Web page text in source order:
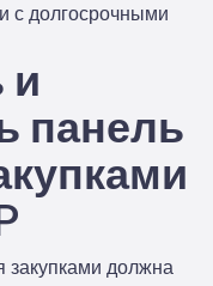
с долгосрочными
и
панель
должна